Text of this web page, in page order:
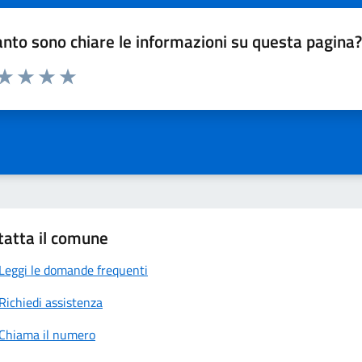
sono chiare le informazioni su questa pagina?
1 a 5 stelle la pagina
il comune
Leggi le domande frequenti
Richiedi assistenza
Chiama il numero